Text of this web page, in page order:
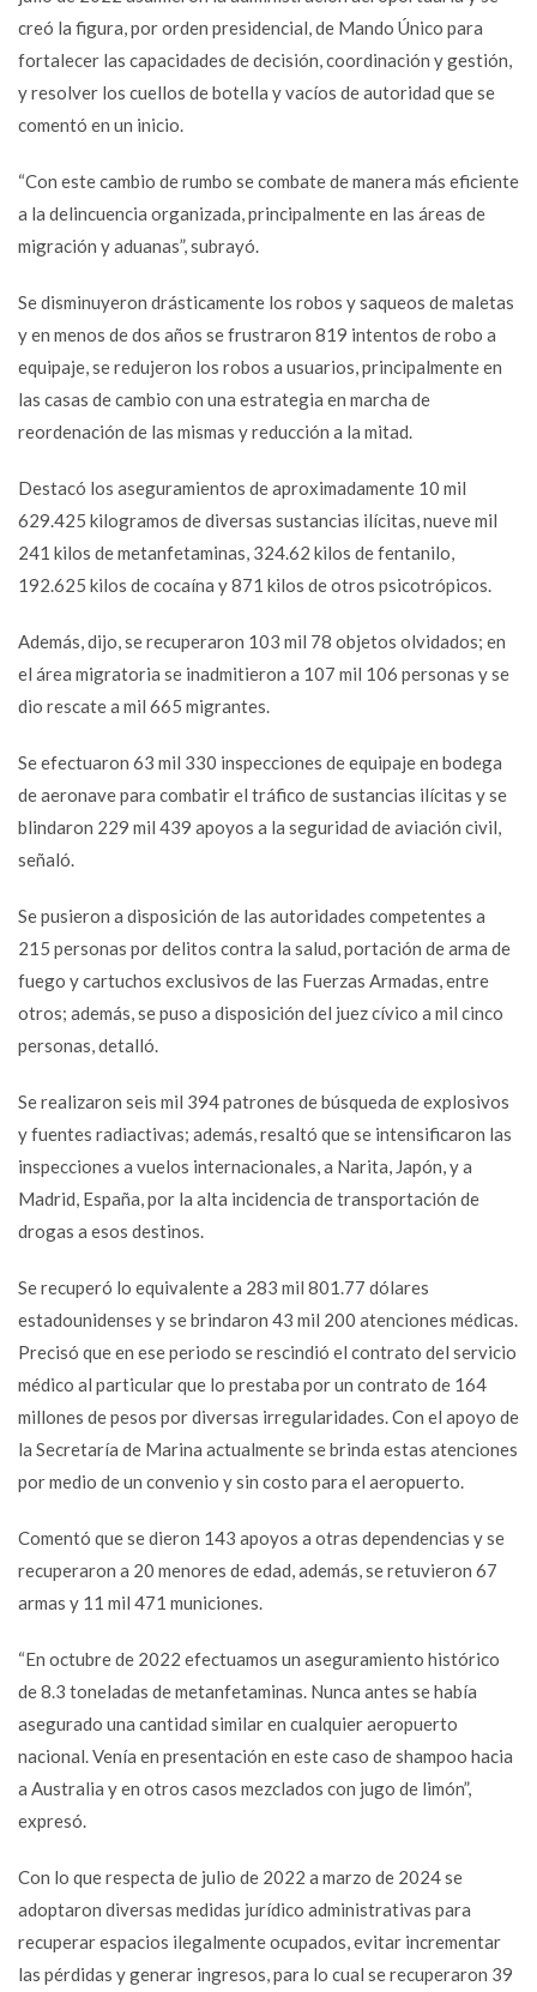
creó la figura, por orden presidencial, de Mando Único para
fortalecer las capacidades de decisión, coordinación y gestión,
y resolver los cuellos de botella y vacíos de autoridad que se
comentó en un inicio.
“Con este cambio de rumbo se combate de manera más eficiente
a la delincuencia organizada, principalmente en las áreas de
migración y aduanas”, subrayó.
Se disminuyeron drásticamente los robos y saqueos de maletas
y en menos de dos años se frustraron 819 intentos de robo a
equipaje, se redujeron los robos a usuarios, principalmente en
las casas de cambio con una estrategia en marcha de
reordenación de las mismas y reducción a la mitad.
Destacó los aseguramientos de aproximadamente 10 mil
629.425 kilogramos de diversas sustancias ilícitas, nueve mil
241 kilos de metanfetaminas, 324.62 kilos de fentanilo,
192.625 kilos de cocaína y 871 kilos de otros psicotrópicos.
Además, dijo, se recuperaron 103 mil 78 objetos olvidados; en
el área migratoria se inadmitieron a 107 mil 106 personas y se
dio rescate a mil 665 migrantes.
Se efectuaron 63 mil 330 inspecciones de equipaje en bodega
de aeronave para combatir el tráfico de sustancias ilícitas y se
blindaron 229 mil 439 apoyos a la seguridad de aviación civil,
señaló.
Se pusieron a disposición de las autoridades competentes a
215 personas por delitos contra la salud, portación de arma de
fuego y cartuchos exclusivos de las Fuerzas Armadas, entre
otros; además, se puso a disposición del juez cívico a mil cinco
personas, detalló.
Se realizaron seis mil 394 patrones de búsqueda de explosivos
y fuentes radiactivas; además, resaltó que se intensificaron las
inspecciones a vuelos internacionales, a Narita, Japón, y a
Madrid, España, por la alta incidencia de transportación de
drogas a esos destinos.
Se recuperó lo equivalente a 283 mil 801.77 dólares
estadounidenses y se brindaron 43 mil 200 atenciones médicas.
Precisó que en ese periodo se rescindió el contrato del servicio
médico al particular que lo prestaba por un contrato de 164
millones de pesos por diversas irregularidades. Con el apoyo de
la Secretaría de Marina actualmente se brinda estas atenciones
por medio de un convenio y sin costo para el aeropuerto.
Comentó que se dieron 143 apoyos a otras dependencias y se
recuperaron a 20 menores de edad, además, se retuvieron 67
armas y 11 mil 471 municiones.
“En octubre de 2022 efectuamos un aseguramiento histórico
de 8.3 toneladas de metanfetaminas. Nunca antes se había
asegurado una cantidad similar en cualquier aeropuerto
nacional. Venía en presentación en este caso de shampoo hacia
a Australia y en otros casos mezclados con jugo de limón”,
expresó.
Con lo que respecta de julio de 2022 a marzo de 2024 se
adoptaron diversas medidas jurídico administrativas para
recuperar espacios ilegalmente ocupados, evitar incrementar
las pérdidas y generar ingresos, para lo cual se recuperaron 39